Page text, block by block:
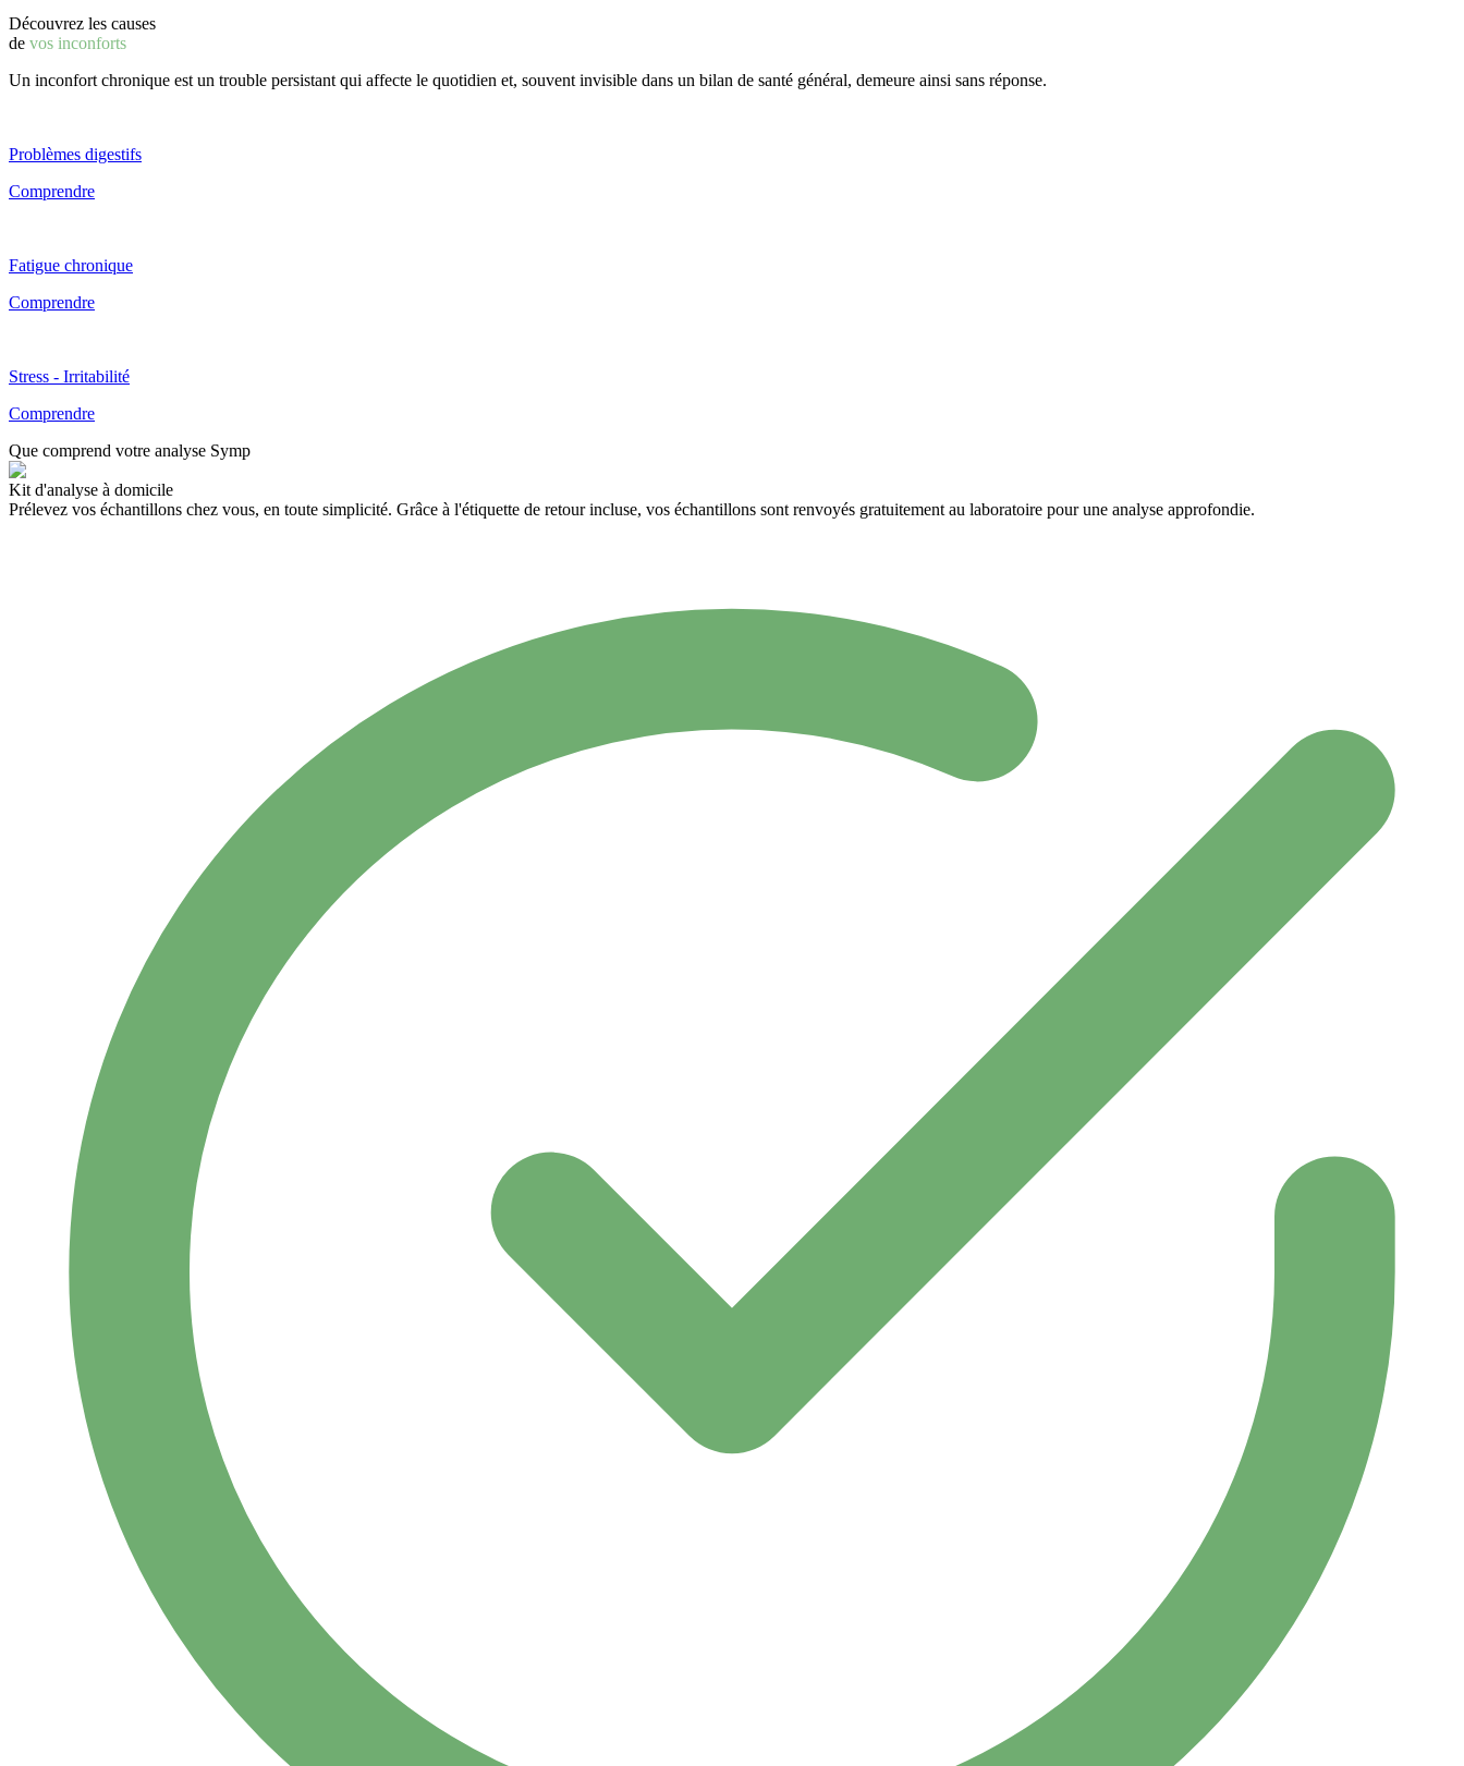
Découvrez les causes
de vos inconforts
Un inconfort chronique est un trouble persistant qui affecte le quotidien et, souvent invisible dans un bilan de santé général, demeure ainsi sans réponse.
Problèmes digestifs
Comprendre
Fatigue chronique
Comprendre
Stress - Irritabilité
Comprendre
Que comprend votre analyse Symp
Kit d'analyse à domicile
Prélevez vos échantillons chez vous, en toute simplicité. Grâce à l'étiquette de retour incluse, vos échantillons sont renvoyés gratuitement au laboratoire pour une analyse approfondie.